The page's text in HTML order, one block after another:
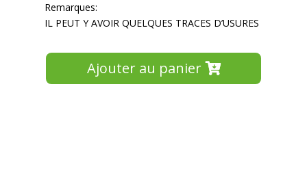
Remarques:
IL PEUT Y AVOIR QUELQUES TRACES D’USURES
Ajouter au panier